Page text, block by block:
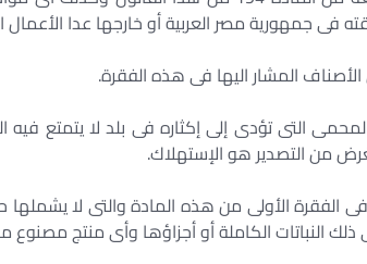
فى جمهورية مصر العربية أو خارجها عدا الأعمال
التى تؤدى إلى إكثاره فى بلد لا يتمتع فيه
من التصدير هو الإستهلاك.
الأولى من هذه المادة والتى لا يشملها
النباتات الكاملة أو أجزاؤها وأى منتج